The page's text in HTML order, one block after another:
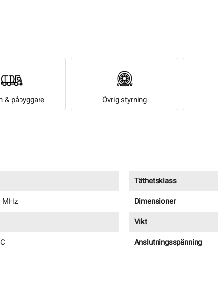
& påbyggare Övrig styrning
MHz
Täthetsklass
Dimensioner
Vikt
Anslutningsspänning